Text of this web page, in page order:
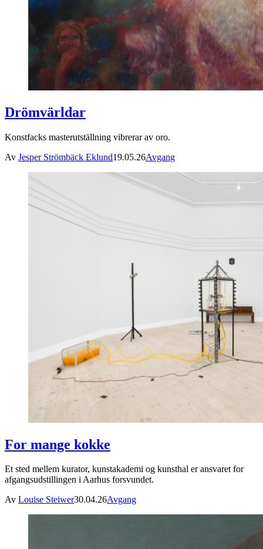
Drömvärldar
Konstfacks masterutställning vibrerar av oro.
Av Jesper Strömbäck Eklund19.05.26Avgang
For mange kokke
Et sted mellem kurator, kunstakademi og kunsthal er ansvaret for
afgangsudstillingen i Aarhus forsvundet.
Av Louise Steiwer30.04.26Avgang